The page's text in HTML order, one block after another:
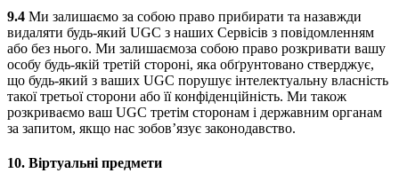
9.4 Ми залишаємо за собою право прибирати та назавжди
видаляти будь-який UGC з наших Сервісів з повідомленням
або без нього. Ми залишаємоза собою право розкривати вашу
особу будь-якій третій стороні, яка обґрунтовано стверджує,
що будь-який з ваших UGC порушує інтелектуальну власність
такої третьої сторони або її конфіденційність. Ми також
розкриваємо ваш UGC третім сторонам і державним органам
за запитом, якщо нас зобов’язує законодавство.
10. Віртуальні предмети